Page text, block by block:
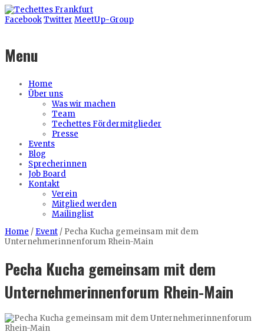
FacebookTwitter MeetUp-Group
Menu
Home
Über uns
Was wir machen
Team
Techettes Fördermitglieder
Presse
Events
Blog
Sprecherinnen
Job Board
Kontakt
Verein
Mitglied werden
Mailinglist
Home / Event / Pecha Kucha gemeinsam mit dem
Unternehmerinnenforum Rhein-Main
Pecha Kucha gemeinsam mit dem
Unternehmerinnenforum Rhein-Main